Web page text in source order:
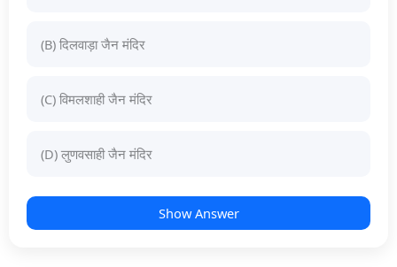
(B) दिलवाड़ा जैन मंदिर
(C) विमलशाही जैन मंदिर
(D) लुणवसाही जैन मंदिर
Show Answer